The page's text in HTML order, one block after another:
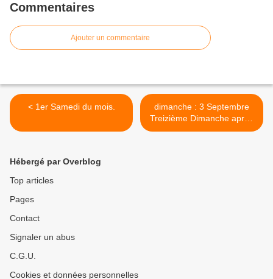
Commentaires
Ajouter un commentaire
< 1er Samedi du mois.
dimanche : 3 Septembre
Treizième Dimanche après
la Pentecôte >
Hébergé par Overblog
Top articles
Pages
Contact
Signaler un abus
C.G.U.
Cookies et données personnelles